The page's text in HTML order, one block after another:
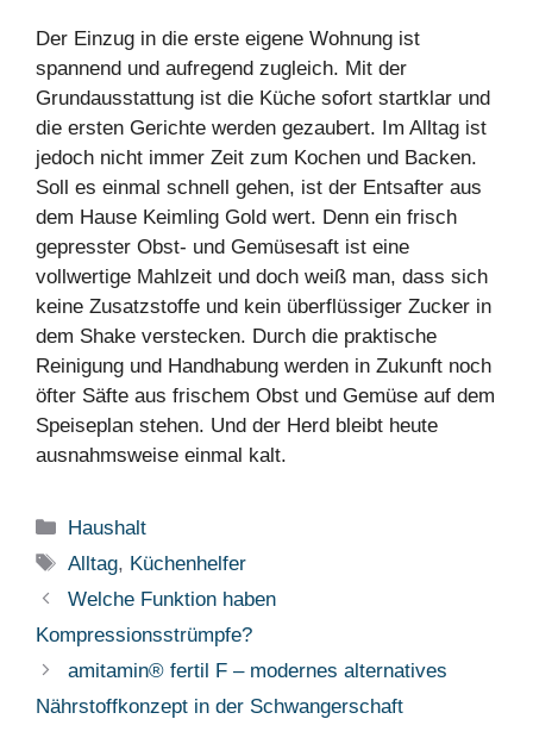
Der Einzug in die erste eigene Wohnung ist
spannend und aufregend zugleich. Mit der
Grundausstattung ist die Küche sofort startklar und
die ersten Gerichte werden gezaubert. Im Alltag ist
jedoch nicht immer Zeit zum Kochen und Backen.
Soll es einmal schnell gehen, ist der Entsafter aus
dem Hause Keimling Gold wert. Denn ein frisch
gepresster Obst- und Gemüsesaft ist eine
vollwertige Mahlzeit und doch weiß man, dass sich
keine Zusatzstoffe und kein überflüssiger Zucker in
dem Shake verstecken. Durch die praktische
Reinigung und Handhabung werden in Zukunft noch
öfter Säfte aus frischem Obst und Gemüse auf dem
Speiseplan stehen. Und der Herd bleibt heute
ausnahmsweise einmal kalt.
Kategorien
Haushalt
Schlagwörter
Alltag, Küchenhelfer
Welche Funktion haben
Kompressionsstrümpfe?
amitamin® fertil F – modernes alternatives
Nährstoffkonzept in der Schwangerschaft